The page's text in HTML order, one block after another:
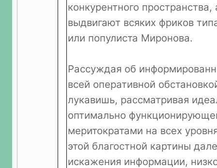
конкурентного
выдвигают всяких фриков
или популиста Миронова.
Рассуждая об
всей оперативной
лукавишь, рассматривая
оптимально
меритократами на всех
этой благостной картины
искажения информации,